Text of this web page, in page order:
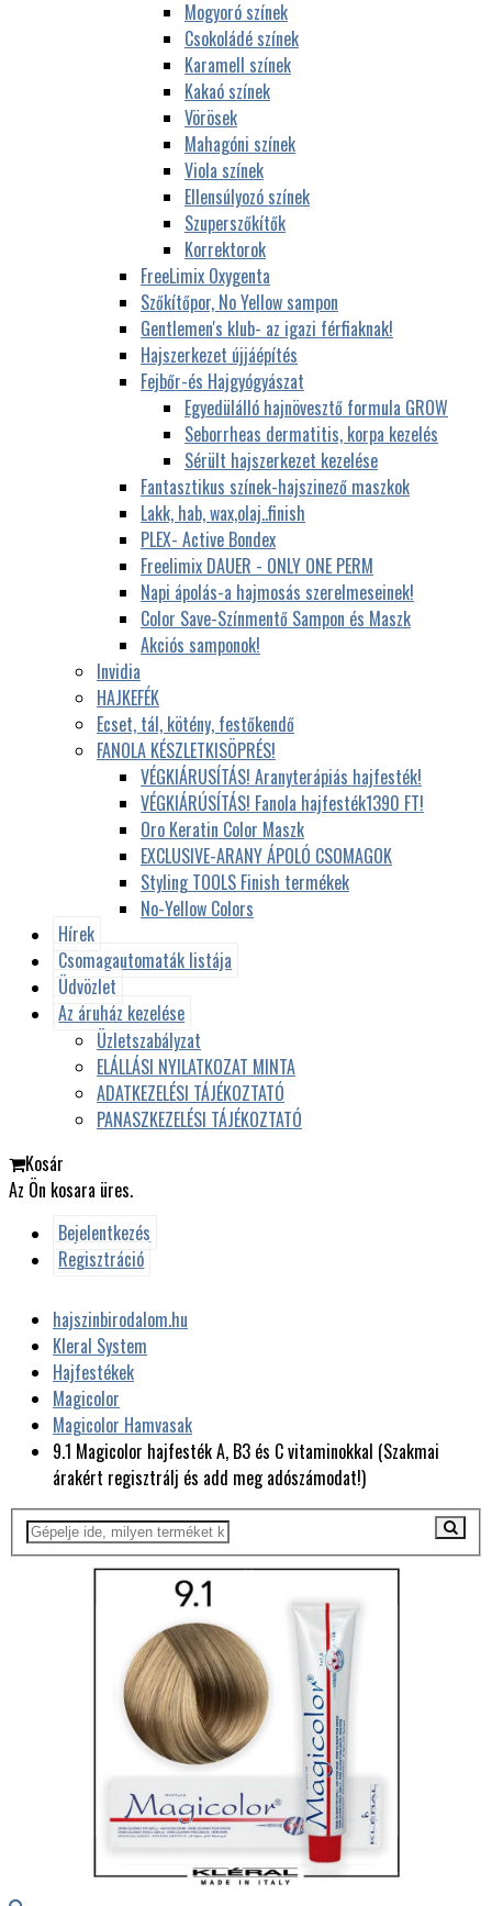
Mogyoró színek
Csokoládé színek
Karamell színek
Kakaó színek
Vörösek
Mahagóni színek
Viola színek
Ellensúlyozó színek
Szuperszőkítők
Korrektorok
FreeLimix Oxygenta
Szőkítőpor, No Yellow sampon
Gentlemen's klub- az igazi férfiaknak!
Hajszerkezet újjáépítés
Fejbőr-és Hajgyógyászat
Egyedülálló hajnövesztő formula GROW
Seborrheas dermatitis, korpa kezelés
Sérült hajszerkezet kezelése
Fantasztikus színek-hajszinező maszkok
Lakk, hab, wax,olaj..finish
PLEX- Active Bondex
Freelimix DAUER - ONLY ONE PERM
Napi ápolás-a hajmosás szerelmeseinek!
Color Save-Színmentő Sampon és Maszk
Akciós samponok!
Invidia
HAJKEFÉK
Ecset, tál, kötény, festőkendő
FANOLA KÉSZLETKISÖPRÉS!
VÉGKIÁRUSÍTÁS! Aranyterápiás hajfesték!
VÉGKIÁRÚSÍTÁS! Fanola hajfesték1390 FT!
Oro Keratin Color Maszk
EXCLUSIVE-ARANY ÁPOLÓ CSOMAGOK
Styling TOOLS Finish termékek
No-Yellow Colors
Hírek
Csomagautomaták listája
Üdvözlet
Az áruház kezelése
Üzletszabályzat
ELÁLLÁSI NYILATKOZAT MINTA
ADATKEZELÉSI TÁJÉKOZTATÓ
PANASZKEZELÉSI TÁJÉKOZTATÓ
Kosár
Az Ön kosara üres.
Bejelentkezés
Regisztráció
hajszinbirodalom.hu
Kleral System
Hajfestékek
Magicolor
Magicolor Hamvasak
9.1 Magicolor hajfesték A, B3 és C vitaminokkal (Szakmai
árakért regisztrálj és add meg adószámodat!)